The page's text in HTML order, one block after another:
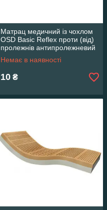
Матрац медичний із чохлом
OSD Basic Reflex проти (від)
пролежнів антипролежневий
для лежачого хворого
Немає в наявності
10 ₴